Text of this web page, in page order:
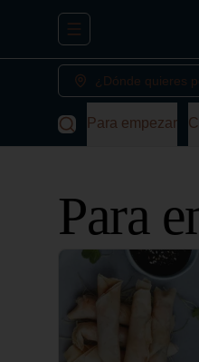
Abrir menu de
¿Dónde quieres
Para empezar
Para